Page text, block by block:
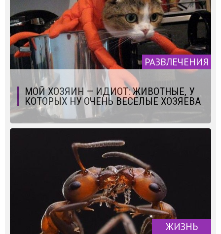
РАЗВЛЕЧЕНИЯ
МОЙ ХОЗЯИН — ИДИОТ: ЖИВОТНЫЕ, У
КОТОРЫХ НУ ОЧЕНЬ ВЕСЕЛЫЕ ХОЗЯЕВА
ЖИЗНЬ